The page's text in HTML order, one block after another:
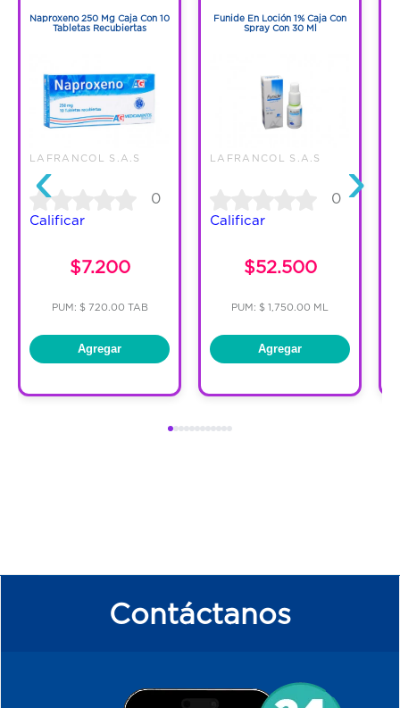
‹
Naproxeno 250 Mg Caja Con 10
Tabletas Recubiertas
LAFRANCOL S.A.S
0
Calificar
$7.200
PUM: $ 720.00 TAB
Agregar
Funide En Loción 1% Caja Con
Spray Con 30 Ml
LAFRANCOL S.A.S
0
Calificar
$52.500
PUM: $ 1,750.00 ML
Agregar
›
Contáctanos